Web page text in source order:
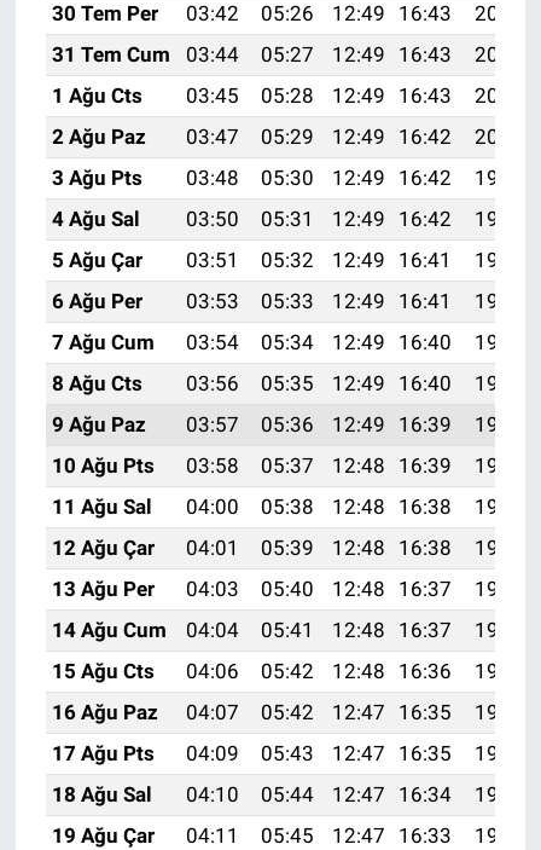
30 Tem Per
03:42 05:26 12:49 16:43
20:03
31 Tem Cum
03:44 05:27 12:49 16:43
20:02
1 Ağu Cts
03:45 05:28 12:49 16:43
20:01
2 Ağu Paz
03:47 05:29 12:49 16:42
20:00
3 Ağu Pts
03:48 05:30 12:49 16:42
19:58
4 Ağu Sal
03:50 05:31 12:49 16:42
19:57
5 Ağu Çar
03:51 05:32 12:49 16:41
19:56
6 Ağu Per
03:53 05:33 12:49 16:41
19:55
7 Ağu Cum
03:54 05:34 12:49 16:40
19:54
8 Ağu Cts
03:56 05:35 12:49 16:40
19:53
9 Ağu Paz
03:57 05:36 12:49 16:39
19:51
10 Ağu Pts
03:58 05:37 12:48 16:39
19:50
11 Ağu Sal
04:00 05:38 12:48 16:38
19:49
12 Ağu Çar
04:01 05:39 12:48 16:38
19:48
13 Ağu Per
04:03 05:40 12:48 16:37
19:46
14 Ağu Cum
04:04 05:41 12:48 16:37
19:45
15 Ağu Cts
04:06 05:42 12:48 16:36
19:44
16 Ağu Paz
04:07 05:42 12:47 16:35
19:42
17 Ağu Pts
04:09 05:43 12:47 16:35
19:41
18 Ağu Sal
04:10 05:44 12:47 16:34
19:39
19 Ağu Çar
04:11 05:45 12:47 16:33
19:38